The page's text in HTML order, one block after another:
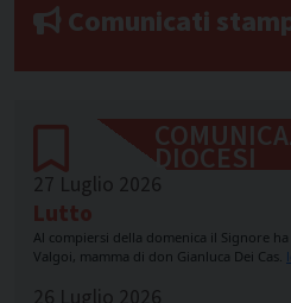
Comunicati
DIOCESI
27 Luglio 2026
Lutto
Al compiersi della domenica il Signore
Valgoi, mamma di don Gianluca Dei Cas.
26 Luglio 2026